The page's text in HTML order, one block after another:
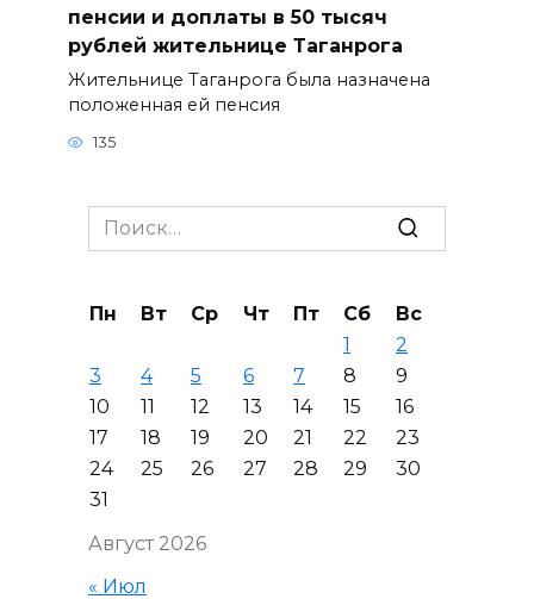
пенсии и доплаты в 50 тысяч
рублей жительнице Таганрога
Жительнице Таганрога была назначена
положенная ей пенсия
135
Search
for:
Август 2026
Пн Вт Ср Чт Пт Сб
Вс
1
2
3
4 5 6 7 8
9
10
11 12 13 14 15
16
17
18 19 20 21 22
23
24
25 26 27 28 29
30
31
« Июл